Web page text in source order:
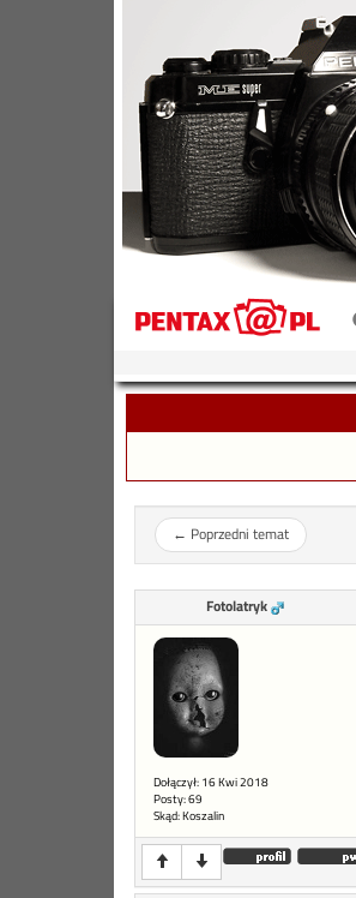
← Poprzedni temat
Fotolatryk
Dołączył: 16 Kwi 2018
Posty: 69
Skąd: Koszalin